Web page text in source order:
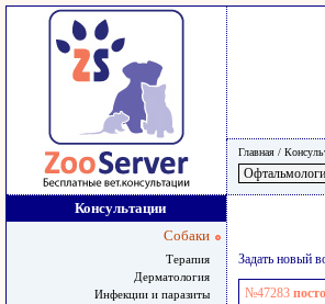
Главная /
Консультации
Собаки
Терапия
Дерматология
Инфекции и паразиты
Задать новый
№47283